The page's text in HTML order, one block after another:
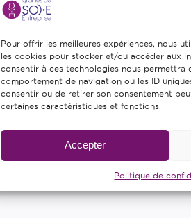
Pour offrir les meilleures expériences, nous
les cookies pour stocker et/ou accéder aux
consentir à ces technologies nous permettra
comportement de navigation ou les ID
consentir ou de retirer son consentement
certaines caractéristiques et fonctions.
Accepter
Politique de